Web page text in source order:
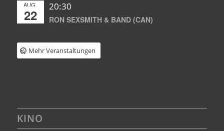
AUG.
22
20:30
RON SEXSMITH & BAND (CAN)
Mehr Veranstaltungen
KINO